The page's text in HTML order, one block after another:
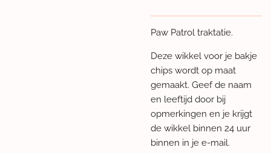
Paw Patrol traktatie.
Deze wikkel voor je bakje
chips wordt op maat
gemaakt. Geef de naam
en leeftijd door bij
opmerkingen en je krijgt
de wikkel binnen 24 uur
binnen in je e-mail.